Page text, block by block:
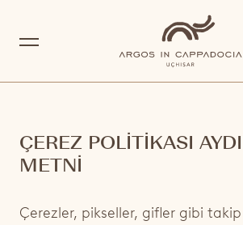
KEŞFET
STANDART ODA
KEŞFET
ÇEREZ POLİTİKASI
METNİ
Çerezler, pikseller, gifler gibi